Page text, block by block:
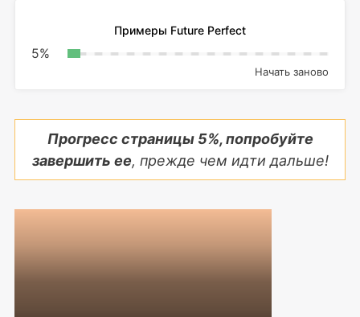
Примеры Future Perfect
5%
Начать заново
Прогресс страницы 5%, попробуйте
завершить ее, прежде чем идти дальше!